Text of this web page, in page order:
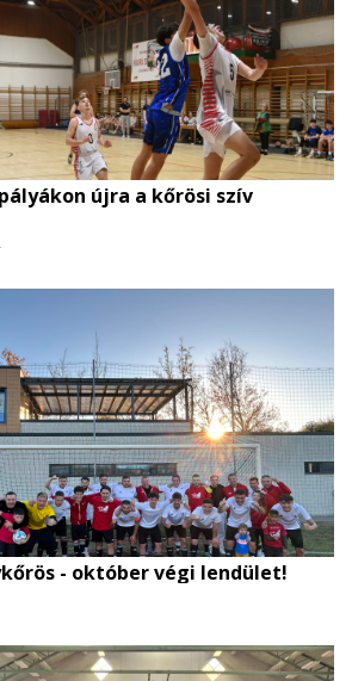
pályákon újra a kőrösi szív
- október végi lendület!